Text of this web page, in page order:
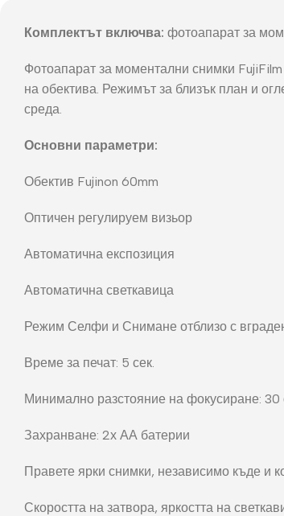
Комплектът включва: фотоапарат за
Фотоапарат за моментални снимки
на обектива. Режимът за близък план и
среда.
Основни параметри:
Обектив Fujinon 60mm
Оптичен регулируем визьор
Автоматична експозиция
Автоматична светкавица
Режим Селфи и Снимане отблизо с
Време за печат: 5 сек.
Минимално разстояние на фокусиране: 30
Захранване: 2х АА батерии
Правете ярки снимки, независимо къде и
Скоростта на затвора, яркостта на